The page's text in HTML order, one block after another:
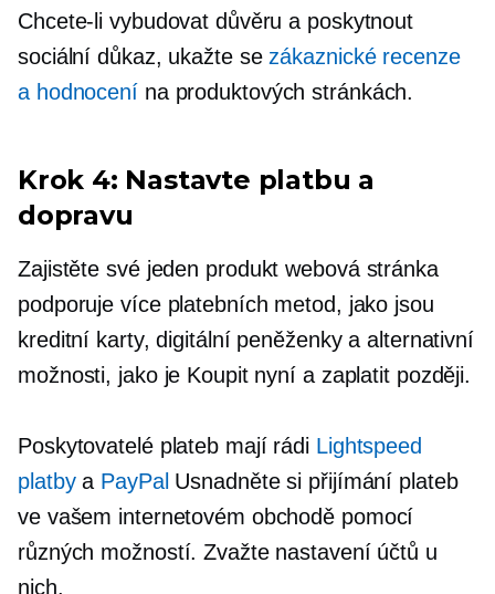
Chcete-li vybudovat důvěru a poskytnout
sociální důkaz, ukažte se zákaznické recenze
a hodnocenína produktových stránkách.
Krok 4: Nastavte platbu a
dopravu
Zajistěte své jeden produkt webová stránka
podporuje více platebních metod, jako jsou
kreditní karty, digitální peněženky a alternativní
možnosti, jako je Koupit nyní a zaplatit později.
Poskytovatelé plateb mají rádi Lightspeed
platbya PayPal Usnadněte si přijímání plateb
ve vašem internetovém obchodě pomocí
různých možností. Zvažte nastavení účtů u
nich.